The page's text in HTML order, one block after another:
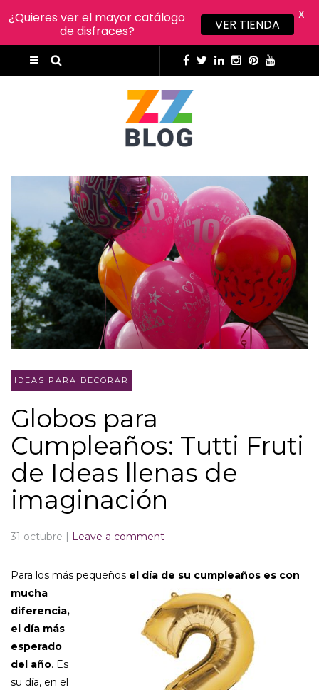
IDEAS PARA DECORAR
Globos para
Cumpleaños: Tutti Fruti
de Ideas llenas de
imaginación
31 octubre Leave a comment
Para los más pequeños el día de su cumpleaños es con
mucha
diferencia,
el día más
esperado
del año. Es
su día, en el
¿Quieres ver el mayor catálogo
de disfraces?
VER TIENDA X